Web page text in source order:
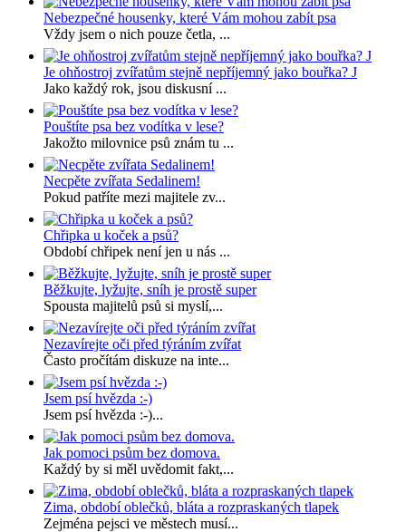
Nebezpečné housenky, které Vám mohou zabít psa
Vždy jsem o nich pouze četla, ...
Je ohňostroj zvířatům stejně nepříjemný jako bouřka? J
Jako každý rok, jsou diskusní ...
Pouštíte psa bez vodítka v lese?
Jakožto milovnice psů znám tu ...
Necpěte zvířata Sedalinem!
Pokud patříte mezi majitele zv...
Chřipka u koček a psů?
Období chřipek není jen u nás ...
Běžkujte, lyžujte, sníh je prostě super
Spousta majitelů psů si myslí,...
Nezavírejte oči před týráním zvířat
Často pročítám diskuze na inte...
Jsem psí hvězda :-)
Jsem psí hvězda :-)...
Jak pomoci psům bez domova.
Každý by si měl uvědomit fakt,...
Zima, období oblečků, bláta a rozpraskaných tlapek
Zejména pejsci ve městech musí...